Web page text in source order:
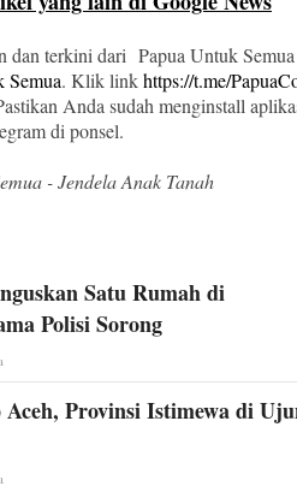
dan terkini dari Papua Untuk
Semua. Klik linkhttps://t.me/
Anda sudah menginstall
di ponsel.
- Jendela Anak Tanah
Satu Rumah di
Polisi Sorong
Provinsi Istimewa di